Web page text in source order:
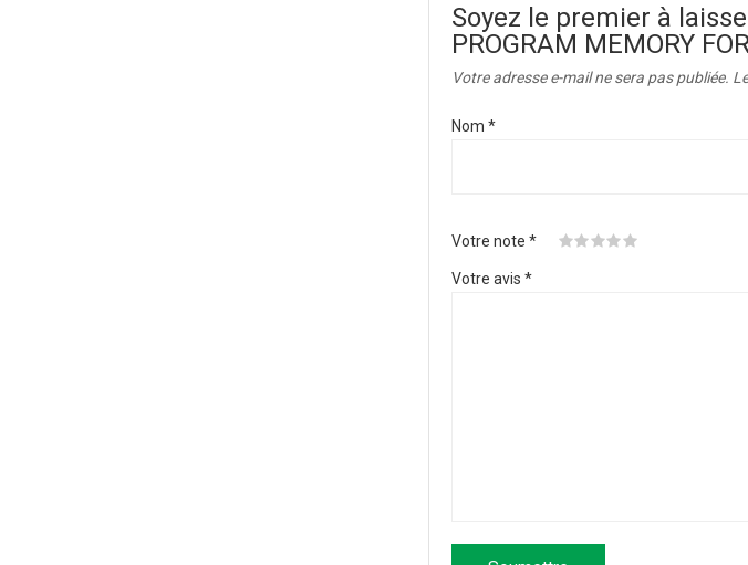
Soyez le premier à
PROGRAM MEMORY
Votre adresse e-mail ne sera pas publiée.
Nom *
Votre note *
Votre avis *